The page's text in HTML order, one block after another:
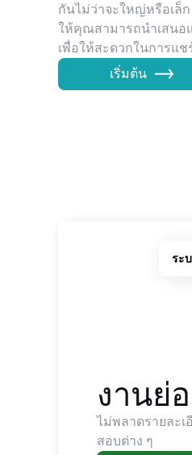
กันไม่ว่าจะใหญ่หรือเล็
ให้คุณสามารถนำเสนอ
เพื่อให้สะดวกในการแ
เริ่มต้น
ระ
งานย่
ไม่พลาดรายละเ
สอบต่าง ๆ